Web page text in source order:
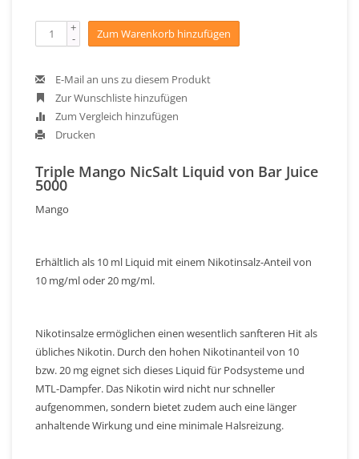
+
- Zum Warenkorb hinzufügen
E-Mail an uns zu diesem Produkt
Zur Wunschliste hinzufügen
Zum Vergleich hinzufügen
Drucken
Triple Mango NicSalt Liquid von Bar Juice
5000
Mango
Erhältlich als 10 ml Liquid mit einem Nikotinsalz-Anteil von
10 mg/ml oder 20 mg/ml.
Nikotinsalze ermöglichen einen wesentlich sanfteren Hit als
übliches Nikotin. Durch den hohen Nikotinanteil von 10
bzw. 20 mg eignet sich dieses Liquid für Podsysteme und
MTL-Dampfer. Das Nikotin wird nicht nur schneller
aufgenommen, sondern bietet zudem auch eine länger
anhaltende Wirkung und eine minimale Halsreizung.